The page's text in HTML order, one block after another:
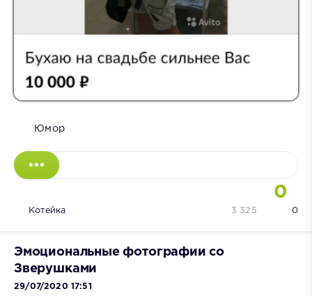
Юмор
0
Котейка 0
3 325
Эмоциональные фотографии со
Зверушками
29/07/2020 17:51